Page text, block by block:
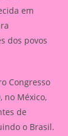
em
dos povos
Congresso
no México,
de
o Brasil.